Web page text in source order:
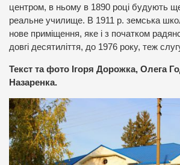
центром, в ньому в 1890 році будують
реальне училище. В 1911 р. земська
нове приміщення, яке і з початком
довгі десятиліття, до 1976 року, теж
Текст та фото Ігоря Дорожка, Олега
Назаренка.